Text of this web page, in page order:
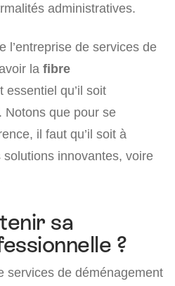
administratives.
l’entreprise de services de
la fibre
essentiel qu’il soit
Notons que pour se
il faut qu’il soit à
innovantes, voire
sa
?
services de déménagement